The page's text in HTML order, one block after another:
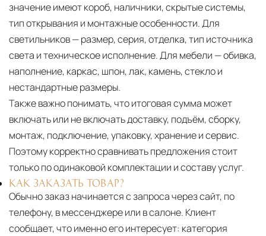
значение имеют короб, наличники, скрытые системы,
тип открывания и монтажные особенности. Для
светильников — размер, серия, отделка, тип источника
света и техническое исполнение. Для мебели — обивка,
наполнение, каркас, шпон, лак, камень, стекло и
нестандартные размеры.
Также важно понимать, что итоговая сумма может
включать или не включать доставку, подъём, сборку,
монтаж, подключение, упаковку, хранение и сервис.
Поэтому корректно сравнивать предложения стоит
только по одинаковой комплектации и составу услуг.
КАК ЗАКАЗАТЬ ТОВАР?
Обычно заказ начинается с запроса через сайт, по
телефону, в мессенджере или в салоне. Клиент
сообщает, что именно его интересует: категория